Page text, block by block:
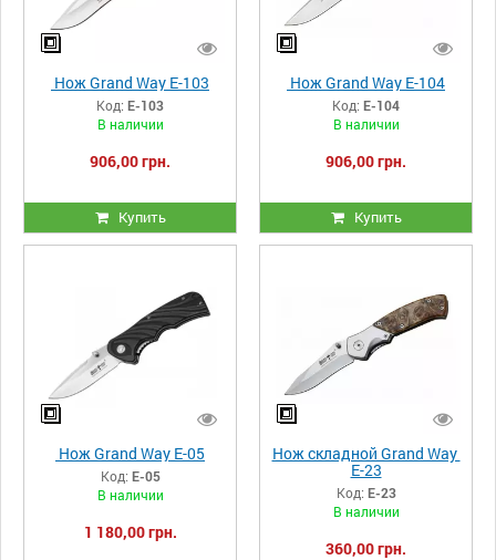
Нож Grand Way E-103
Код: E-103
В наличии
906,00 грн.
Купить
Нож Grand Way E-104
Код: E-104
В наличии
906,00 грн.
Купить
Нож Grand Way E-05
Код: E-05
В наличии
1 180,00 грн.
Нож складной Grand Way
E-23
Код: E-23
В наличии
360,00 грн.